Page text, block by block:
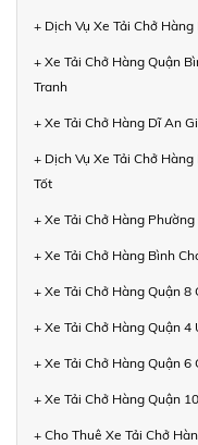
+ Dịch Vụ Xe Tải Chở
+ Xe Tải Chở Hàng Quận
Tranh
+ Xe Tải Chở Hàng Dĩ An
+ Dịch Vụ Xe Tải Chở
Tốt
+ Xe Tải Chở Hàng
+ Xe Tải Chở Hàng Bình
+ Xe Tải Chở Hàng Quận 8
+ Xe Tải Chở Hàng Quận 4
+ Xe Tải Chở Hàng Quận
+ Xe Tải Chở Hàng Quận
+ Cho Thuê Xe Tải Chở